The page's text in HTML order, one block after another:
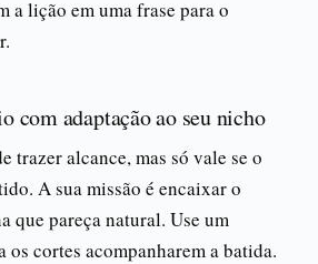
a lição em uma frase para o
com adaptação ao seu nicho
trazer alcance, mas só vale se o
A sua missão é encaixar o
que pareça natural. Use um
os cortes acompanharem a batida.